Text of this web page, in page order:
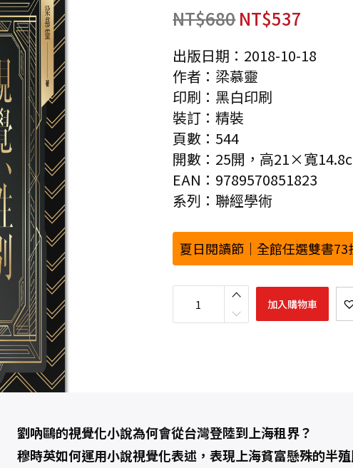
NT$680NT$537
出版日期：2018-10-18
作者：梁慕靈
印刷：黑白印刷
裝訂：精裝
頁數：544
開數：25開，高21×寬
EAN：9789570851823
系列：聯經學術
夏日閱讀節｜全館任選雙書73
視
性
穆
時
英
到
加入購物車
劉吶鷗的視覺化小說為何會從台灣登陸到上海租界？
穆時英如何運用小說視覺化表述，表現上海貧富懸殊的半